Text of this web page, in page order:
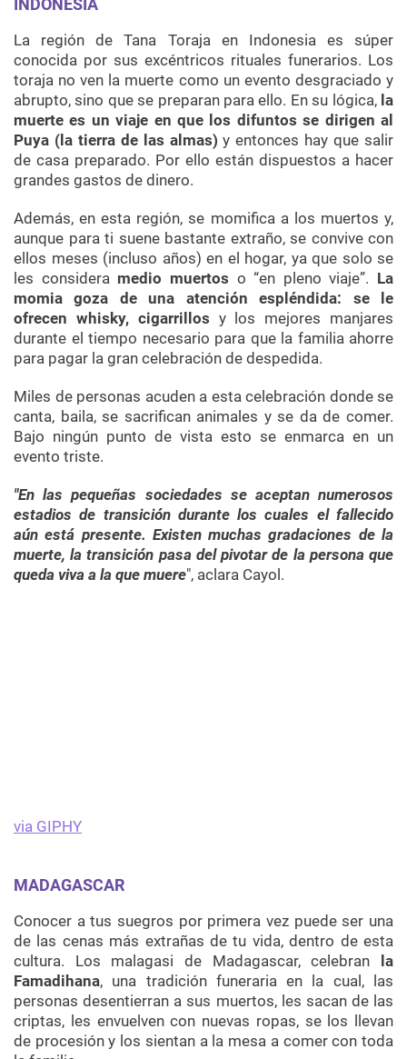
INDONESIA
La región de Tana Toraja en Indonesia es súper
conocida por sus excéntricos rituales funerarios. Los
toraja no ven la muerte como un evento desgraciado y
abrupto, sino que se preparan para ello. En su lógica, la
muerte es un viaje en que los difuntos se dirigen al
Puya (la tierra de las almas) y entonces hay que salir
de casa preparado. Por ello están dispuestos a hacer
grandes gastos de dinero.
Además, en esta región, se momifica a los muertos y,
aunque para ti suene bastante extraño, se convive con
ellos meses (incluso años) en el hogar, ya que solo se
les considera medio muertos o “en pleno viaje”. La
momia goza de una atención espléndida: se le
ofrecen whisky, cigarrillos y los mejores manjares
durante el tiempo necesario para que la familia ahorre
para pagar la gran celebración de despedida.
Miles de personas acuden a esta celebración donde se
canta, baila, se sacrifican animales y se da de comer.
Bajo ningún punto de vista esto se enmarca en un
evento triste.
"En las pequeñas sociedades se aceptan numerosos
estadios de transición durante los cuales el fallecido
aún está presente. Existen muchas gradaciones de la
muerte, la transición pasa del pivotar de la persona que
queda viva a la que muere", aclara Cayol.
via GIPHY
MADAGASCAR
Conocer a tus suegros por primera vez puede ser una
de las cenas más extrañas de tu vida, dentro de esta
cultura. Los malagasi de Madagascar, celebran la
Famadihana, una tradición funeraria en la cual, las
personas desentierran a sus muertos, les sacan de las
criptas, les envuelven con nuevas ropas, se los llevan
de procesión y los sientan a la mesa a comer con toda